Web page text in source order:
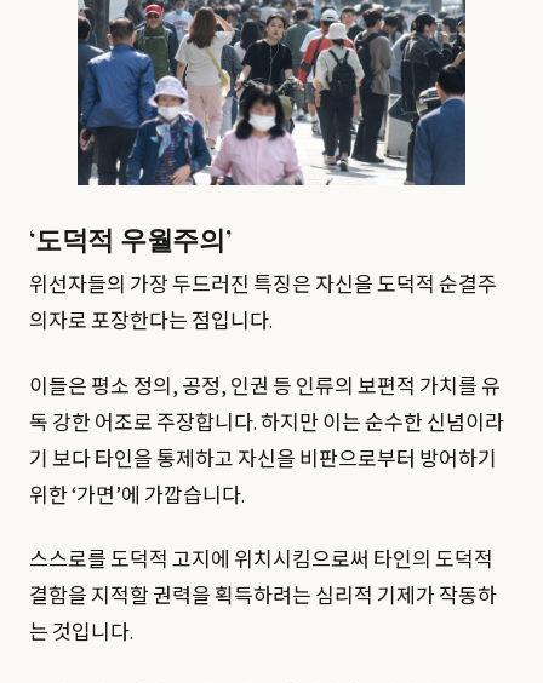
‘도덕적 우월주의’
위선자들의 가장 두드러진 특징은 자신을 도덕적 순결주
의자로 포장한다는 점입니다.
이들은 평소 정의, 공정, 인권 등 인류의 보편적 가치를 유
독 강한 어조로 주장합니다. 하지만 이는 순수한 신념이라
기 보다 타인을 통제하고 자신을 비판으로부터 방어하기
위한 ‘가면’에 가깝습니다.
스스로를 도덕적 고지에 위치시킴으로써 타인의 도덕적
결함을 지적할 권력을 획득하려는 심리적 기제가 작동하
는 것입니다.